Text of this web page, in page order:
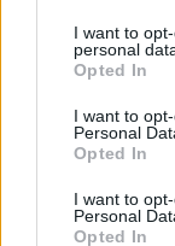
I want to
personal
Opted In
I want to
Personal
Opted In
I want to
Personal
Opted In
2026
06/08/2026 - 12:43